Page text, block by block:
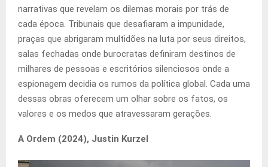
narrativas que revelam os dilemas morais por trás de
cada época. Tribunais que desafiaram a impunidade,
praças que abrigaram multidões na luta por seus direitos,
salas fechadas onde burocratas definiram destinos de
milhares de pessoas e escritórios silenciosos onde a
espionagem decidia os rumos da política global. Cada uma
dessas obras oferecem um olhar sobre os fatos, os
valores e os medos que atravessaram gerações.
A Ordem (2024), Justin Kurzel